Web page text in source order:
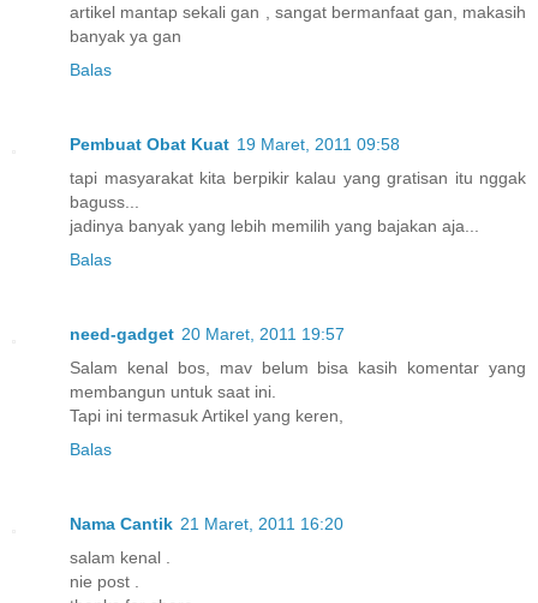
artikel mantap sekali gan , sangat bermanfaat gan, makasih
banyak ya gan
Balas
Pembuat Obat Kuat 19 Maret, 2011 09:58
tapi masyarakat kita berpikir kalau yang gratisan itu nggak
baguss...
jadinya banyak yang lebih memilih yang bajakan aja...
Balas
need-gadget 20 Maret, 2011 19:57
Salam kenal bos, mav belum bisa kasih komentar yang
membangun untuk saat ini.
Tapi ini termasuk Artikel yang keren,
Balas
Nama Cantik 21 Maret, 2011 16:20
salam kenal .
nie post .